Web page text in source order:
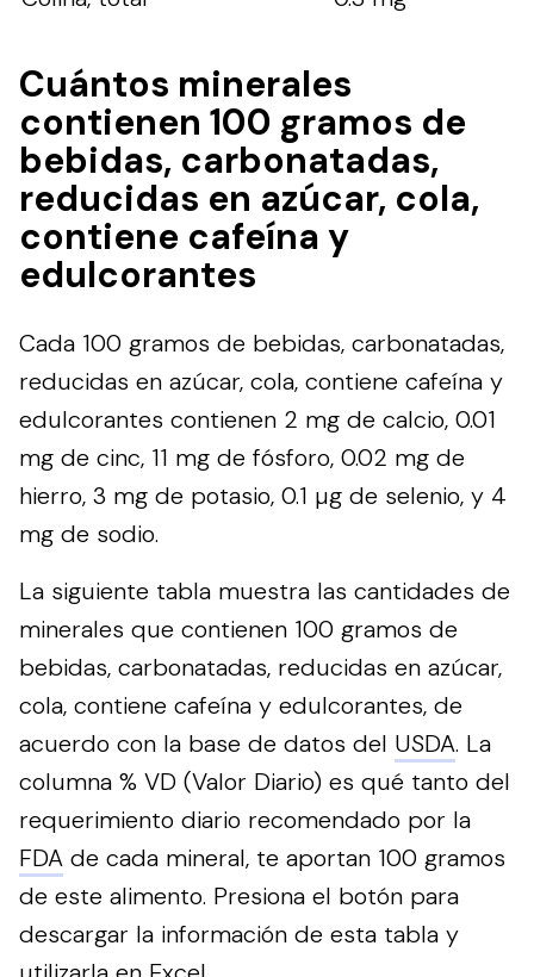
Cuántos minerales
contienen 100 gramos de
bebidas, carbonatadas,
reducidas en azúcar, cola,
contiene cafeína y
edulcorantes
Cada 100 gramos de bebidas, carbonatadas,
reducidas en azúcar, cola, contiene cafeína y
edulcorantes contienen 2 mg de calcio, 0.01
mg de cinc, 11 mg de fósforo, 0.02 mg de
hierro, 3 mg de potasio, 0.1 µg de selenio, y 4
mg de sodio.
La siguiente tabla muestra las cantidades de
minerales que contienen 100 gramos de
bebidas, carbonatadas, reducidas en azúcar,
cola, contiene cafeína y edulcorantes, de
acuerdo con la base de datos del USDA. La
columna % VD (Valor Diario) es qué tanto del
requerimiento diario recomendado por la
FDA de cada mineral, te aportan 100 gramos
de este alimento. Presiona el botón para
descargar la información de esta tabla y